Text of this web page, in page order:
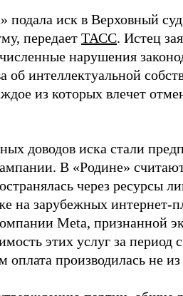
подала иск в Верховный
передает ТАСС. Истец
нарушения
об интеллектуальной
из которых влечет
доводов иска стали
В «Родине»
через ресурсы
на зарубежных интернет-
Meta, признанной
этих услуг за
оплата производилась не